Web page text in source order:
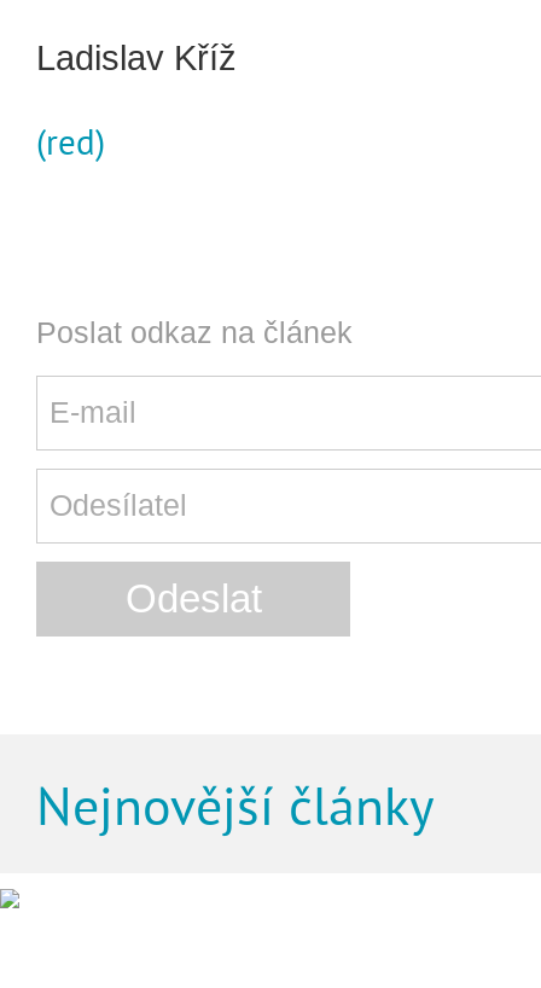
Ladislav Kříž
(red)
Poslat odkaz na článek
Nejnovější články